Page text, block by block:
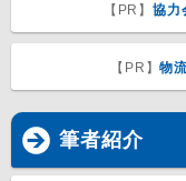
【PR】協力
【PR】物
筆者紹介